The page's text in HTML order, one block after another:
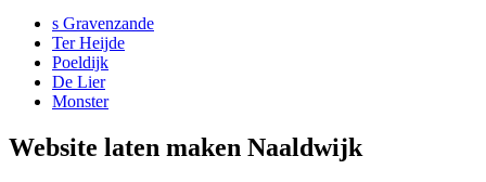
s Gravenzande
Ter Heijde
Poeldijk
De Lier
Monster
Website laten maken Naaldwijk